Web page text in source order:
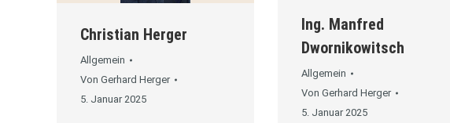
Ing. Manfred
Dwornikowitsch
Allgemein
Von Gerhard Herger
5. Januar 2025
Christian Herger
Allgemein
Von Gerhard Herger
5. Januar 2025